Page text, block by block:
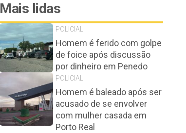
Mais lidas
POLICIAL
Homem é ferido com golpe
de foice após discussão
por dinheiro em Penedo
POLICIAL
Homem é baleado após ser
acusado de se envolver
com mulher casada em
Porto Real